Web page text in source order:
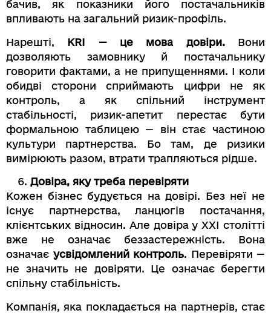
бачив, як показники його постачальників
впливають на загальний ризик-профіль.
Нарешті, KRI — це мова довіри.Вони
дозволяють замовнику й постачальнику
говорити фактами, а не припущеннями. І коли
обидві сторони сприймають цифри не як
контроль, а як спільний інструмент
стабільності, ризик-апетит перестає бути
формальною таблицею — він стає частиною
культури партнерства. Бо там, де ризики
вимірюють разом, втрати трапляються рідше.
Довіра, яку треба перевіряти
Кожен бізнес будується на довірі. Без неї не
існує партнерства, ланцюгів постачання,
клієнтських відносин. Але довіра у XXI столітті
вже не означає беззастережність. Вона
означає усвідомлений контроль. Перевіряти —
не значить не довіряти. Це означає берегти
спільну стабільність.
Компанія, яка покладається на партнерів, стає